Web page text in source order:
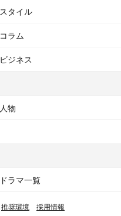
スタイル
コラム
ビジネス
人物
ドラマ一覧
推奨環境 採用情報